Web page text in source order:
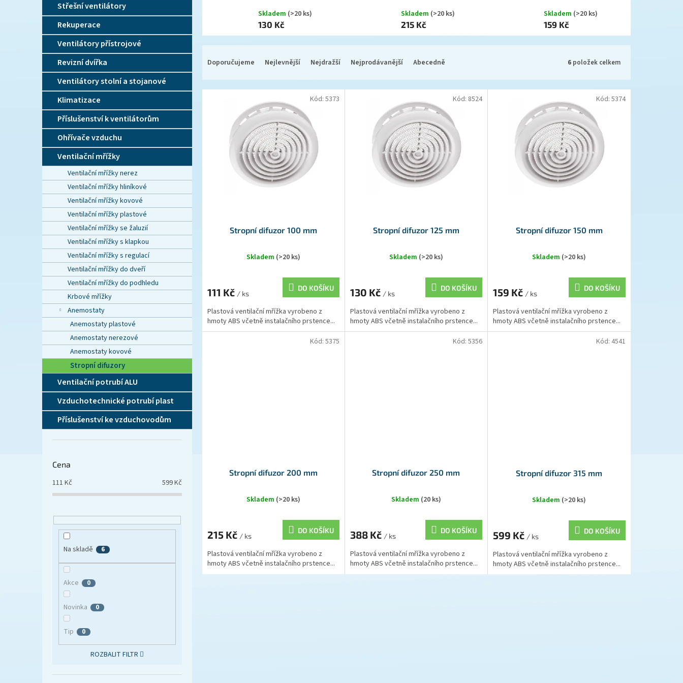
e
Střešní ventilátory
Rekuperace
Ventilátory přístrojové
Revizní dvířka
Ventilátory stolní a stojanové
Klimatizace
Příslušenství k ventilátorům
Ohřívače vzduchu
Ventilační mřížky
Ventilační mřížky nerez
Ventilační mřížky hliníkové
Ventilační mřížky kovové
Ventilační mřížky plastové
Ventilační mřížky se žaluzií
Ventilační mřížky s klapkou
Ventilační mřížky s regulací
Ventilační mřížky do dveří
Ventilační mřížky do podhledu
Krbové mřížky
Anemostaty
Anemostaty plastové
Anemostaty nerezové
Anemostaty kovové
Stropní difuzory
Ventilační potrubí ALU
Vzduchotechnické potrubí plast
Příslušenství ke vzduchovodům
Cena
111 Kč 599Kč
Na skladě 6
Akce 0
Novinka 0
Tip 0
ROZBALIT FILTR
Skladem (>20 ks)
130 Kč
Skladem (>20 ks)
215 Kč
Skladem (>20 ks)
159 Kč
e
Doporučujeme Nejlevnější Nejdražší Nejprodávanější Abecedně 6 položek celkem
Stropní difuzor 100 mm
Skladem (>20 ks)
111 Kč / ks
DO KOŠÍKU
Plastová ventilační mřížka vyrobeno z
hmoty ABS včetně instalačního prstence...
Kód: 5373
Stropní difuzor 125 mm
Skladem (>20 ks)
130 Kč / ks
DO KOŠÍKU
Plastová ventilační mřížka vyrobeno z
hmoty ABS včetně instalačního prstence...
Kód: 8524
Stropní difuzor 150 mm
Skladem (>20 ks)
159 Kč / ks
DO KOŠÍKU
Plastová ventilační mřížka vyrobeno z
hmoty ABS včetně instalačního prstence...
Kód: 5374
Stropní difuzor 200 mm
Skladem (>20 ks)
215 Kč / ks
DO KOŠÍKU
Plastová ventilační mřížka vyrobeno z
hmoty ABS včetně instalačního prstence...
Kód: 5375
Stropní difuzor 250 mm
Skladem (20 ks)
388 Kč / ks
DO KOŠÍKU
Plastová ventilační mřížka vyrobeno z
hmoty ABS včetně instalačního prstence...
Kód: 5356
Stropní difuzor 315 mm
Skladem (>20 ks)
599 Kč / ks
DO KOŠÍKU
Plastová ventilační mřížka vyrobeno z
hmoty ABS včetně instalačního prstence...
Kód: 4541